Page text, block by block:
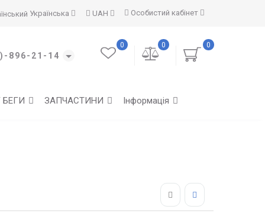
Особистий кабінет
UAH
Українська
896-21-14
0
0
0
БЕГИ ЗАПЧАСТИНИ Інформація